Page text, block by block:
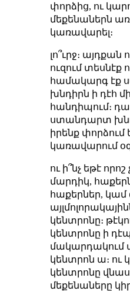
փորձից, ու
մեքենաներն
կառավարել։
լո՞ւրջ։ այդքան
ուզում տեսնէք
համակարգ էք
խնդիրն ի դէհ
հանդիպում։
ստանդարտ
իրենք
կառավարում
ու ի՞նչ եթէ
մարդիկ,
հաքերներ, կամ
կենտրոնը։
կենտրոնը ի
մակարդակում
կենտրոն ա։ ու
կենտրոնը
մեքենաները